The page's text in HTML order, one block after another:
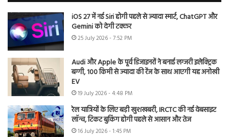
iOS 27 में नई Siri होगी पहले से ज्यादा स्मार्ट, ChatGPT और
Gemini को देगी टक्कर
25 July 2026 - 7:52 PM
Audi और Apple के पूर्व डिजाइनरों ने बनाई लग्जरी इलेक्ट्रिक
बग्गी, 100 किमी से ज्यादा की रेंज के साथ आएगी यह अनोखी
EV
19 July 2026 - 4:48 PM
रेल यात्रियों के लिए बड़ी खुशखबरी, IRCTC की नई वेबसाइट
लॉन्च, टिकट बुकिंग होगी पहले से आसान और तेज
16 July 2026 - 1:45 PM